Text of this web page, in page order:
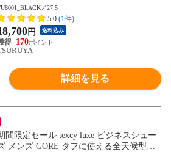
ネスシューズ TU8001 TU8002 TU8003 T
TU8005 TU8006 TU8007 テクシーリ
クス GORE-TEX ゴアテックス ゆったり
3E 4E
／27.5
5.0 (1件)
円 送料込み
170
詳細を見る
間限定セール texcy luxe ビジネスシュー
メンズ GORE タフに使える全天候型ビ